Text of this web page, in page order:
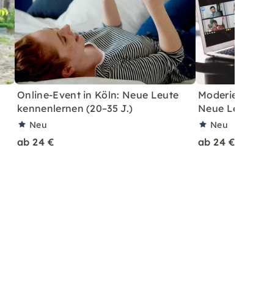
Online-Event in Köln: Neue Leute
kennenlernen (20–35 J.)
Neu
ab 24 €
Moderierter
Neue Leute
Neu
ab 24 €